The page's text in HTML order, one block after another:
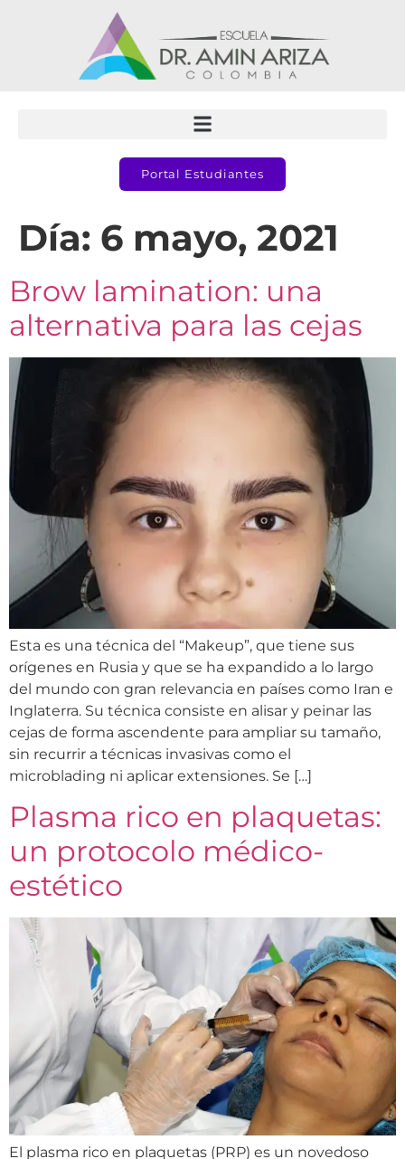
Portal Estudiantes
Día: 6 mayo, 2021
Brow lamination: una
alternativa para las cejas
Esta es una técnica del “Makeup”, que tiene sus
orígenes en Rusia y que se ha expandido a lo largo
del mundo con gran relevancia en países como Iran e
Inglaterra. Su técnica consiste en alisar y peinar las
cejas de forma ascendente para ampliar su tamaño,
sin recurrir a técnicas invasivas como el
microblading ni aplicar extensiones. Se […]
Plasma rico en plaquetas:
un protocolo médico-
estético
El plasma rico en plaquetas (PRP) es un novedoso